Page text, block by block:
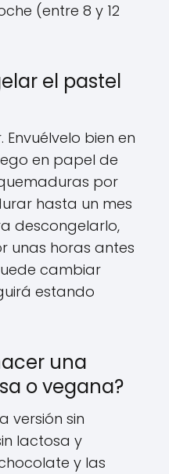
(entre 8 y 12
el pastel
bien en
en papel de
por
hasta un mes
descongelarlo,
unas horas antes
cambiar
estando
una
o vegana?
versión sin
lactosa y
y las